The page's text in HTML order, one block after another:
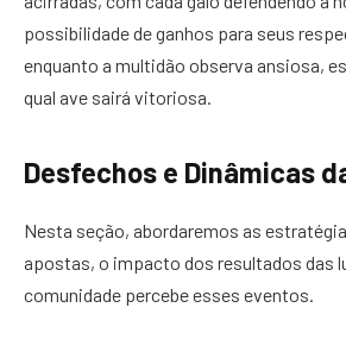
possibilidade de ganhos para seus
enquanto a multidão observa ansiosa,
qual ave sairá vitoriosa.
Desfechos e Dinâmicas
Nesta seção, abordaremos as
apostas, o impacto dos resultados das
comunidade percebe esses eventos.